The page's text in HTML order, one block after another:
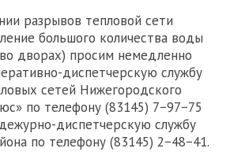
разрывов тепловой сети
большого количества воды
дворах) просим немедленно
диспетчерскую службу
сетей Нижегородского
по телефону (83145) 7−97−75
диспетчерскую службу
по телефону (83145) 2−48−41.